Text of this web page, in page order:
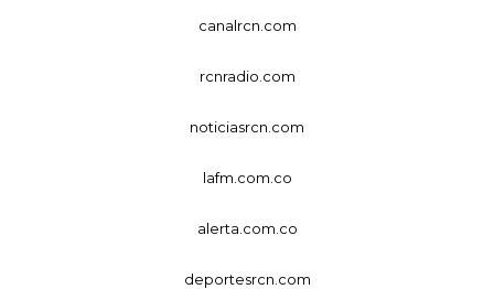
canalrcn.com
rcnradio.com
noticiasrcn.com
lafm.com.co
alerta.com.co
deportesrcn.com